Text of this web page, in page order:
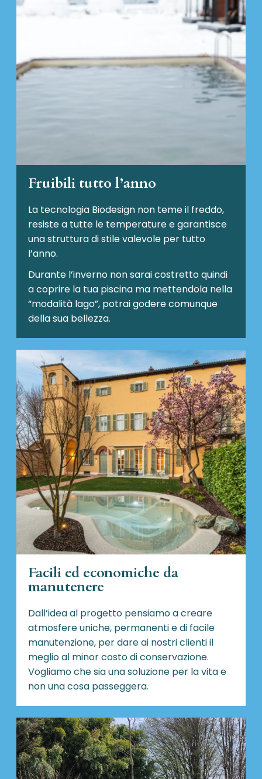
Fruibili tutto l’anno
La tecnologia Biodesign non teme il freddo,
resiste a tutte le temperature e garantisce
una struttura di stile valevole per tutto
l’anno.
Durante l’inverno non sarai costretto quindi
a coprire la tua piscina ma mettendola nella
“modalità lago”, potrai godere comunque
della sua bellezza.
Facili ed economiche da
manutenere
Dall’idea al progetto pensiamo a creare
atmosfere uniche, permanenti e di facile
manutenzione, per dare ai nostri clienti il
meglio al minor costo di conservazione.
Vogliamo che sia una soluzione per la vita e
non una cosa passeggera.